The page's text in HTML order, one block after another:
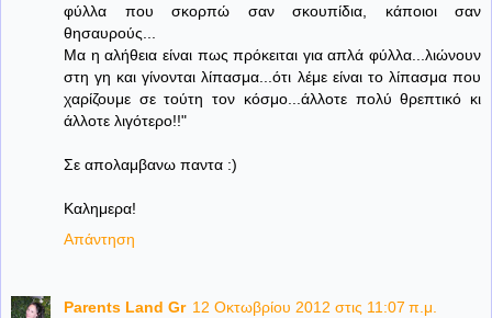
φύλλα που σκορπώ σαν σκουπίδια, κάποιοι σαν
θησαυρούς...
Μα η αλήθεια είναι πως πρόκειται για απλά φύλλα...λιώνουν
στη γη και γίνονται λίπασμα...ότι λέμε είναι το λίπασμα που
χαρίζουμε σε τούτη τον κόσμο...άλλοτε πολύ θρεπτικό κι
άλλοτε λιγότερο!!"
Σε απολαμβανω παντα :)
Καλημερα!
Απάντηση
Parents Land Gr 12 Οκτωβρίου 2012 στις 11:07 π.μ.